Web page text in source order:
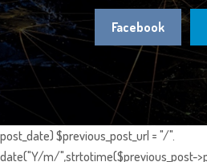
Facebook
post_date) $previous_post_url = "/".
date("Y/m/",strtotime($previous_post-